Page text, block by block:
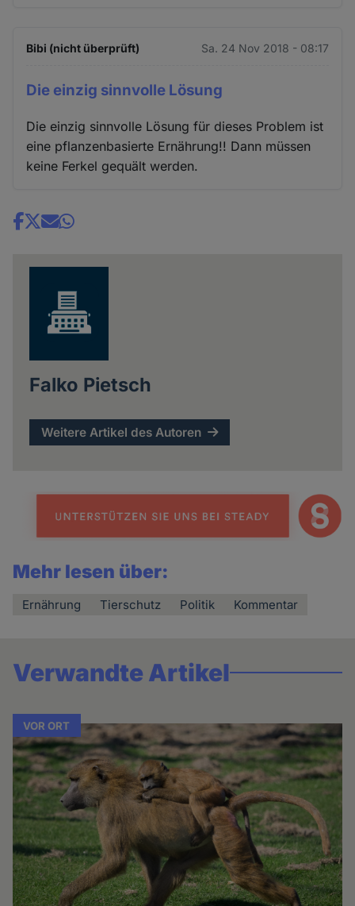
Bibi (nicht überprüft) Sa. 24 Nov 2018 - 08:17
Die einzig sinnvolle Lösung
Die einzig sinnvolle Lösung für dieses Problem ist
eine pflanzenbasierte Ernährung!! Dann müssen
keine Ferkel gequält werden.
Share
Falko Pietsch
Weitere Artikel des Autoren
Mehr lesen über:
Ernährung Tierschutz Politik Kommentar
Verwandte Artikel
VOR ORT